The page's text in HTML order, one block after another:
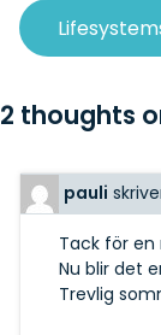
2 thoughts
pauli
Tack för en
Nu blir det
Trevlig